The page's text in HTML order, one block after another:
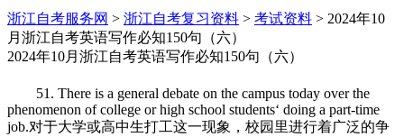
浙江自考服务网 > 浙江自考复习资料 > 考试资料 > 2024年10
月浙江自考英语写作必知150句（六）
2024年10月浙江自考英语写作必知150句（六）
51. There is a general debate on the campus today over the
phenomenon of college or high school students‘ doing a part-time
job.对于大学或高中生打工这一现象，校园里进行着广泛的争